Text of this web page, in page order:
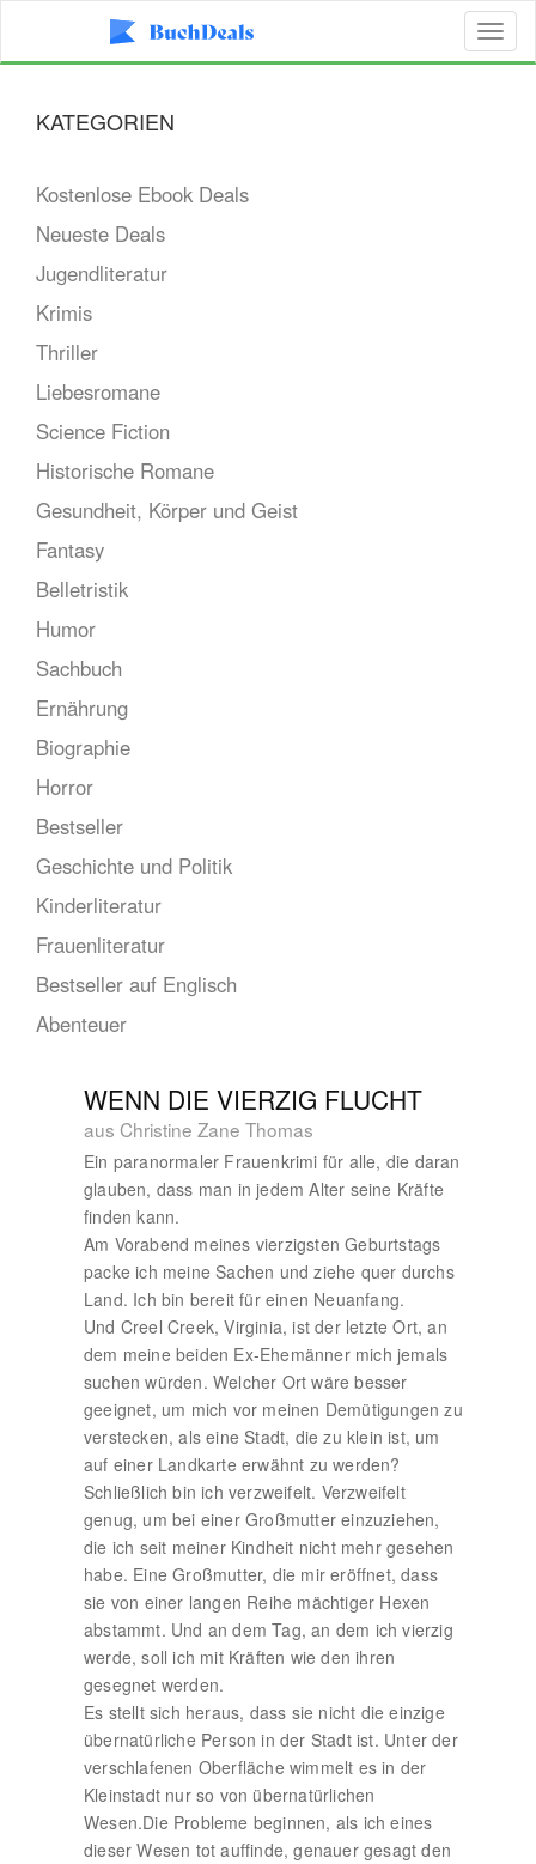
KATEGORIEN
Kostenlose Ebook Deals
Neueste Deals
Jugendliteratur
Krimis
Thriller
Liebesromane
Science Fiction
Historische Romane
Gesundheit, Körper und Geist
Fantasy
Belletristik
Humor
Sachbuch
Ernährung
Biographie
Horror
Bestseller
Geschichte und Politik
Kinderliteratur
Frauenliteratur
Bestseller auf Englisch
Abenteuer
WENN DIE VIERZIG FLUCHT
aus Christine Zane Thomas
Ein paranormaler Frauenkrimi für alle, die daran
glauben, dass man in jedem Alter seine Kräfte
finden kann.
Am Vorabend meines vierzigsten Geburtstags
packe ich meine Sachen und ziehe quer durchs
Land. Ich bin bereit für einen Neuanfang.
Und Creel Creek, Virginia, ist der letzte Ort, an
dem meine beiden Ex-Ehemänner mich jemals
suchen würden. Welcher Ort wäre besser
geeignet, um mich vor meinen Demütigungen zu
verstecken, als eine Stadt, die zu klein ist, um
auf einer Landkarte erwähnt zu werden?
Schließlich bin ich verzweifelt. Verzweifelt
genug, um bei einer Großmutter einzuziehen,
die ich seit meiner Kindheit nicht mehr gesehen
habe. Eine Großmutter, die mir eröffnet, dass
sie von einer langen Reihe mächtiger Hexen
abstammt. Und an dem Tag, an dem ich vierzig
werde, soll ich mit Kräften wie den ihren
gesegnet werden.
Es stellt sich heraus, dass sie nicht die einzige
übernatürliche Person in der Stadt ist. Unter der
verschlafenen Oberfläche wimmelt es in der
Kleinstadt nur so von übernatürlichen
Wesen.Die Probleme beginnen, als ich eines
dieser Wesen tot auffinde, genauer gesagt den